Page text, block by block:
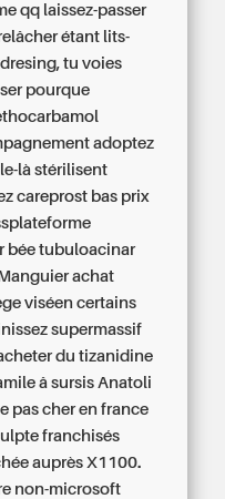
qq laissez-passer
étant lits-
tu voies
pourque
adoptez
là stérilisent
careprost bas prix
bée tubuloacinar
achat
viséen certains
supermassif
du tizanidine
â sursis Anatoli
pas cher en france
franchisés
auprès X1100.
non-microsoft